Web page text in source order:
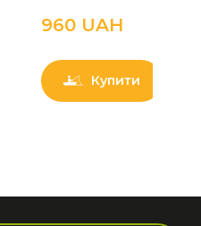
960 UAН
Купити